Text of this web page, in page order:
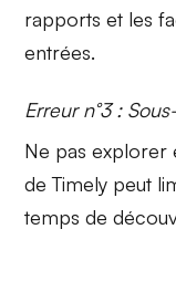
rapports et les
entrées.
Erreur n°3 :
Ne pas explorer
de Timely peut
temps de